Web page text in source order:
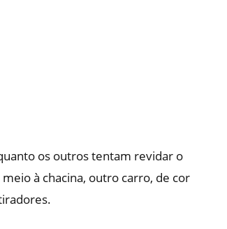
os outros tentam revidar o
à chacina, outro carro, de cor